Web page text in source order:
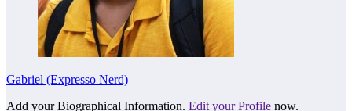
Gabriel (Expresso Nerd)
Add your Biographical Information. Edit your Profile now.